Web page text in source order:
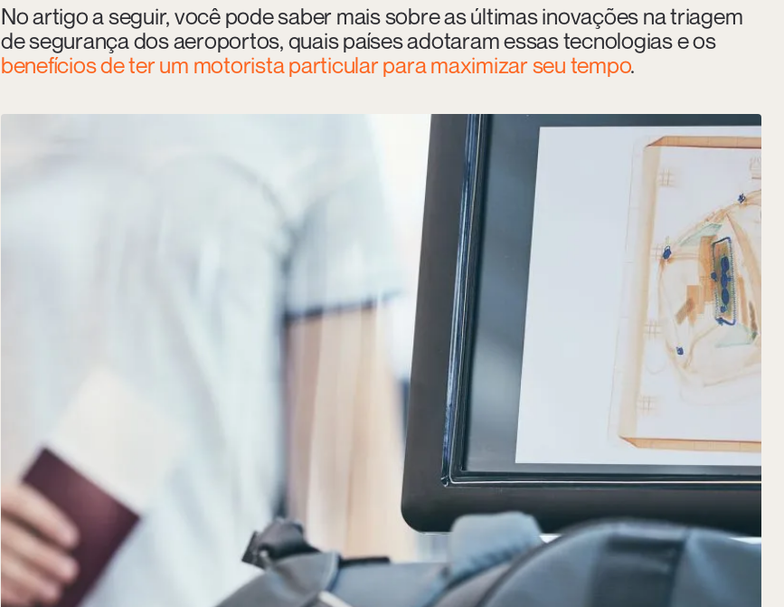
No artigo a seguir, você pode saber mais sobre as últimas inovações na triagem
de segurança dos aeroportos, quais países adotaram essas tecnologias e os
benefícios de ter um motorista particular para maximizar seu tempo.